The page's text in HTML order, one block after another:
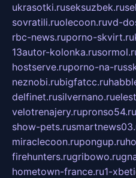
ukrasotki.ruseksuzbek.ru
sovratili.ruolecoon.ruvd-
rbc-news.ruporno-skvirt.ru
13autor-kolonka.ru
hostserve.ruporno-na-
neznobi.rubigfatcc.ru
delfinet.rusilvernano.ru
velotrenajery.rupronso54.ru
show-pets.ru
miraclecoon.rupongup.ru
firehunters.rugribowo.ru
hometown-france.ru1-